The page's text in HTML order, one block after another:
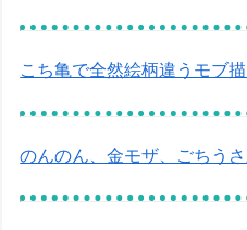
こち亀で全然絵柄違うモブ
のんのん、金モザ、ごちう